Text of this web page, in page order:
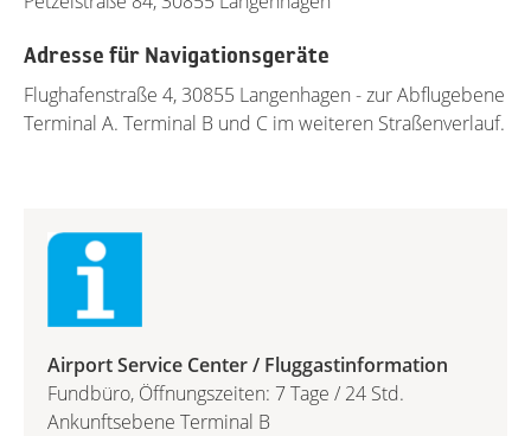
Adresse für Navigationsgeräte
Flughafenstraße 4, 30855 Langenhagen - zur Abflugebene
Terminal A. Terminal B und C im weiteren Straßenverlauf.
Airport Service Center / Fluggastinformation
Fundbüro, Öffnungszeiten: 7 Tage / 24 Std.
Ankunftsebene Terminal B